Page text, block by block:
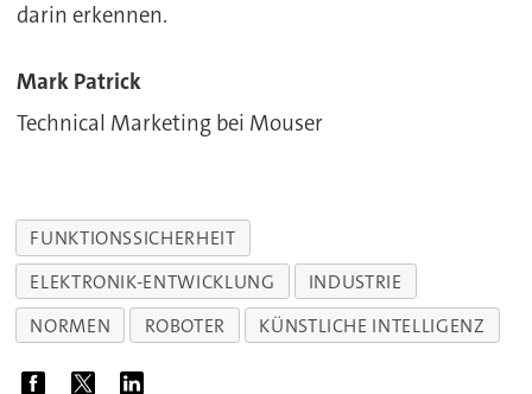
darin erkennen.
Mark Patrick
Technical Marketing bei Mouser
FUNKTIONSSICHERHEIT
ELEKTRONIK-ENTWICKLUNG
INDUSTRIE
NORMEN
ROBOTER KÜNSTLICHE INTELLIGENZ